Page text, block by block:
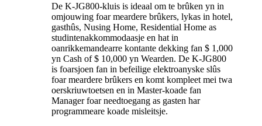
De K-JG800-kluis is ideaal om te brûken yn in
omjouwing foar meardere brûkers, lykas in hotel,
gasthûs, Nusing Home, Residential Home as
studintenakkommodaasje en hat in
oanrikkemandearre kontante dekking fan $ 1,000
yn Cash of $ 10,000 yn Wearden. De K-JG800
is foarsjoen fan in befeilige elektroanyske slûs
foar meardere brûkers en komt kompleet mei twa
oerskriuwtoetsen en in Master-koade fan
Manager foar needtoegang as gasten har
programmeare koade misleitsje.